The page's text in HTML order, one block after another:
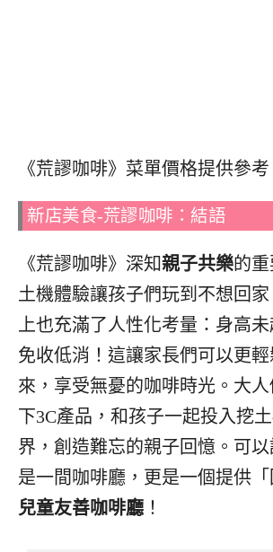
《荒謬咖啡》菜單價格提供參考
新店美食-荒謬咖啡：結語
《荒謬咖啡》深知親子共樂的
土機體驗讓孩子們玩到不想回
上也充滿了人性化考量：身高未
免收低消！這讓家長們可以更
來，享受無憂的咖啡時光。大
下3C產品，和孩子一起投入挖
界，創造難忘的親子回憶。可
是一間咖啡廳，更是一個提供
兒童友善咖啡廳 ！